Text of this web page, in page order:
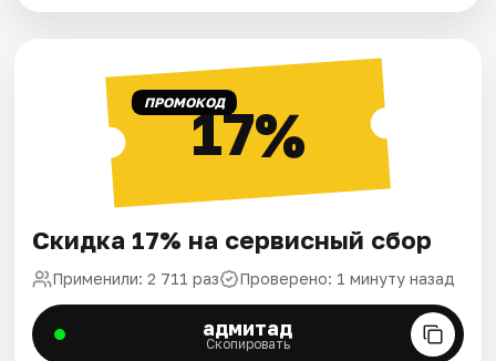
ПРОМОКОД17%
Скидка 17% на сервисный сбор
Применили: 2 711 раз Проверено: 1 минуту назад
адмитад
Скопировать